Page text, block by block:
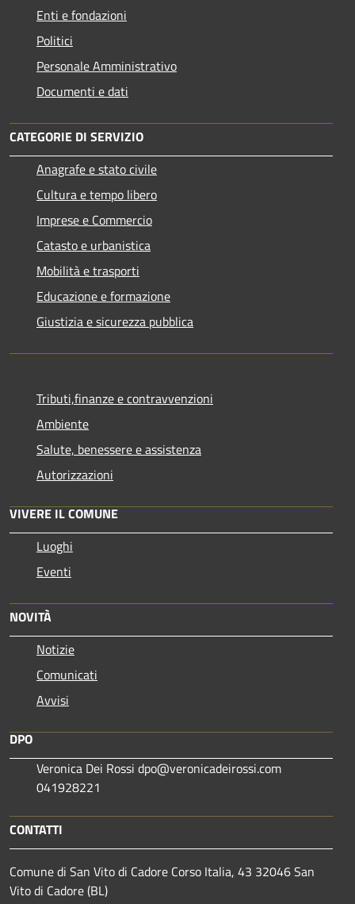
Enti e fondazioni
Politici
Personale Amministrativo
Documenti e dati
CATEGORIE DI SERVIZIO
Anagrafe e stato civile
Cultura e tempo libero
Imprese e Commercio
Catasto e urbanistica
Mobilità e trasporti
Educazione e formazione
Giustizia e sicurezza pubblica
Tributi,finanze e contravvenzioni
Ambiente
Salute, benessere e assistenza
Autorizzazioni
VIVERE IL COMUNE
Luoghi
Eventi
NOVITÀ
Notizie
Comunicati
Avvisi
DPO
Veronica Dei Rossi dpo@veronicadeirossi.com
041928221
CONTATTI
Comune di San Vito di Cadore Corso Italia, 43 32046 San
Vito di Cadore (BL)